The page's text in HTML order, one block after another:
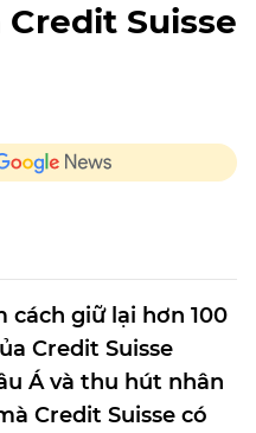
Suisse
cách giữ lại hơn 100
Credit Suisse
Á và thu hút nhân
Credit Suisse có